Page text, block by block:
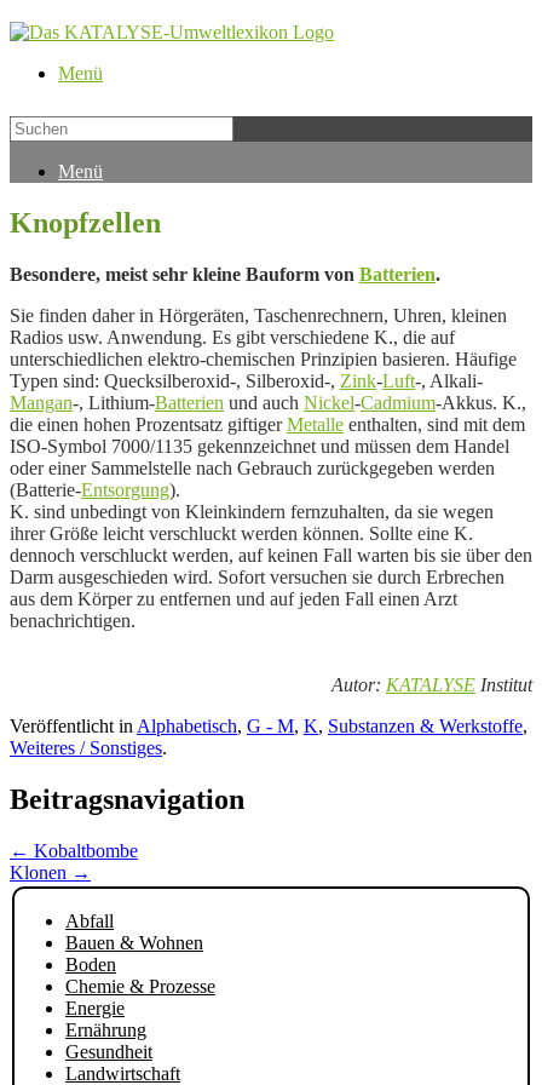
Menü
Menü
Knopfzellen
Besondere, meist sehr kleine Bauform von Batterien.
Sie finden daher in Hörgeräten, Taschenrechnern, Uhren, kleinen
Radios usw. Anwendung. Es gibt verschiedene K., die auf
unterschiedlichen elektro-chemischen Prinzipien basieren. Häufige
Typen sind: Quecksilberoxid-, Silberoxid-, Zink-Luft-, Alkali-
Mangan-, Lithium-Batterien und auch Nickel-Cadmium-Akkus. K.,
die einen hohen Prozentsatz giftigerMetalle enthalten, sind mit dem
ISO-Symbol 7000/1135 gekennzeichnet und müssen dem Handel
oder einer Sammelstelle nach Gebrauch zurückgegeben werden
(Batterie-Entsorgung).
K. sind unbedingt von Kleinkindern fernzuhalten, da sie wegen
ihrer Größe leicht verschluckt werden können. Sollte eine K.
dennoch verschluckt werden, auf keinen Fall warten bis sie über den
Darm ausgeschieden wird. Sofort versuchen sie durch Erbrechen
aus dem Körper zu entfernen und auf jeden Fall einen Arzt
benachrichtigen.
Autor: KATALYSE Institut
Veröffentlicht in Alphabetisch, G - M, K, Substanzen & Werkstoffe,
Weiteres / Sonstiges.
Beitragsnavigation
← Kobaltbombe
Klonen →
Abfall
Bauen & Wohnen
Boden
Chemie & Prozesse
Energie
Ernährung
Gesundheit
Landwirtschaft